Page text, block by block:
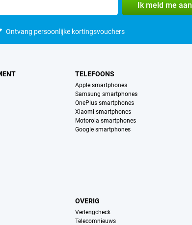
Ik meld me aan
Ontvang persoonlijke kortingsvouchers
TELEFOONS
Apple smartphones
Samsung smartphones
OnePlus smartphones
Xiaomi smartphones
Motorola smartphones
Google smartphones
OVERIG
Verlengcheck
Telecomnieuws